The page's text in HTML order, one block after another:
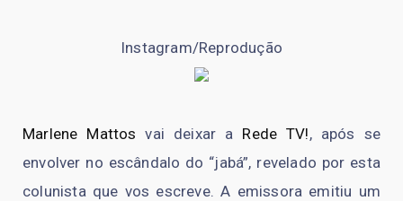
Instagram/Reprodução
Marlene Mattos vai deixar a Rede TV!, após se
envolver no escândalo do “jabá”, revelado por esta
colunista que vos escreve. A emissora emitiu um